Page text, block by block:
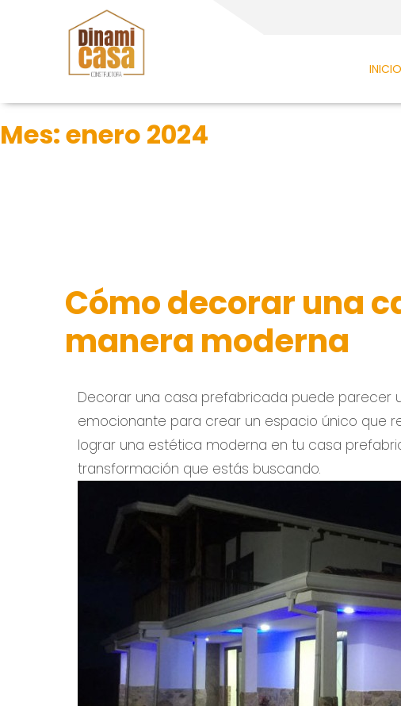
INICIO
Mes:enero 2024
Cómo decorar una
manera moderna
Decorar una casa prefabricada puede parecer
emocionante para crear un espacio único que
lograr una estética moderna en tu casa
transformación que estás buscando.